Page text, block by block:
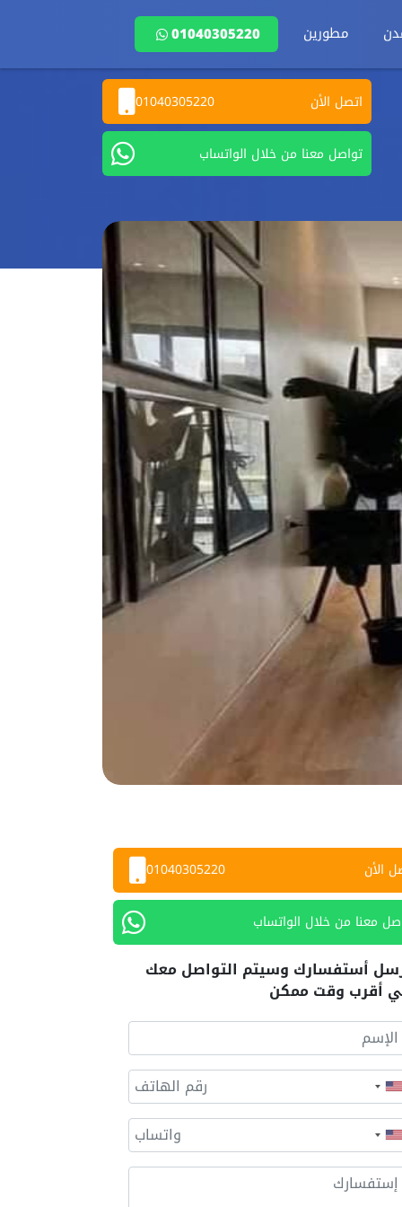
مطورين 01040305220
اتصل الأن 01040305220
تواصل معنا من خلال الواتساب
الأن 01040305220
معنا من خلال الواتساب
أستفسارك وسيتم التواصل معك
أقرب وقت ممكن